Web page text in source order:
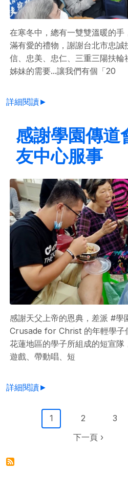
在寒冬中，總有一雙雙溫暖的手
滿有愛的禮物，謝謝台北市忠誠
信、忠美、忠仁、三重三陽扶
姊妹的需要...讓我們有個「20
詳細閱讀►
感謝學園傳道
友中心服事
感謝天父上帝的恩典，差派 #學
Crusade for Christ 的年輕學子
花蓮地區的學子所組成的短宣
遊戲、帶動唱、短
詳細閱讀►
Pagination目前頁面
1 Page
2 Page
3
下一頁
下一頁 ›